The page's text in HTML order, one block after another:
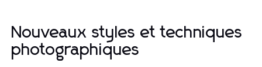
Nouveaux styles et techniques
photographiques